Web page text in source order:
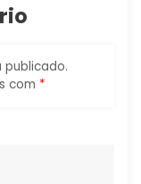
publicado.
com *